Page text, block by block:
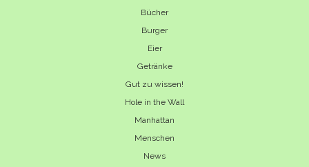
Bücher
Burger
Eier
Getränke
Gut zu wissen!
Hole in the Wall
Manhattan
Menschen
News